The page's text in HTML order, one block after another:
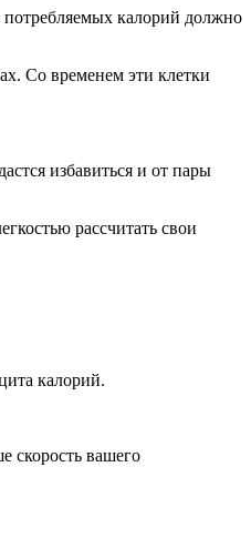
потребляемых калорий должно
Со временем эти клетки
избавиться и от пары
рассчитать свои
калорий.
скорость вашего